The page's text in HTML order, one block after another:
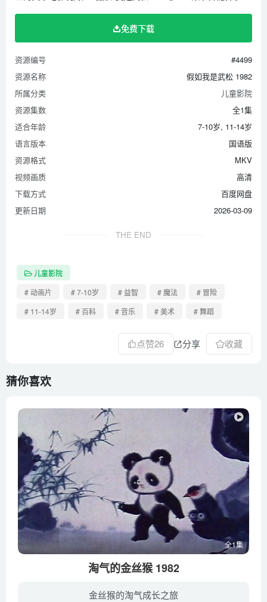
免费下载
资源编号
#4499
资源名称
假如我是武松 1982
所属分类
儿童影院
资源集数
全1集
适合年龄
7-10岁, 11-14岁
语言版本
国语版
资源格式
MKV
视频画质
高清
下载方式
百度网盘
更新日期
2026-03-09
THE END
儿童影院
# 动画片
# 7-10岁 # 益智 # 魔法
# 冒险
# 11-14岁
# 百科 # 音乐 # 美术 # 舞蹈
点赞26 分享 收藏
猜你喜欢
全1集
淘气的金丝猴 1982
金丝猴的淘气成长之旅